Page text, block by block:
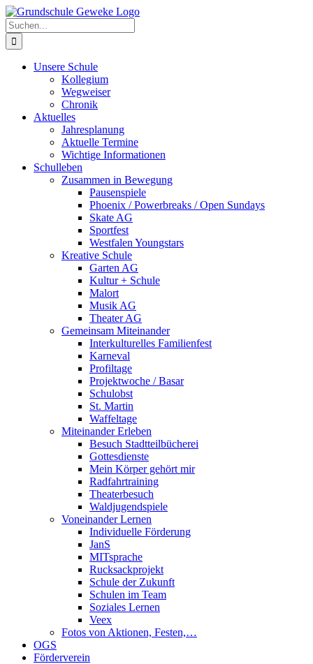
Zum
Inhalt
springen
Suche
nach:
Unsere Schule
Kollegium
Wegweiser
Chronik
Aktuelles
Jahresplanung
Aktuelle Termine
Wichtige Informationen
Schulleben
Zusammen in Bewegung
Pausenspiele
Phoenix / Powerbreaks / Open Sundays
Skate AG
Sportfest
Westfalen Youngstars
Kreative Schule
Garten AG
Kultur + Schule
Malort
Musik AG
Theater AG
Gemeinsam Miteinander
Interkulturelles Familienfest
Karneval
Profiltage
Projektwoche / Basar
Schulobst
St. Martin
Waffeltage
Miteinander Erleben
Besuch Stadtteilbücherei
Gottesdienste
Mein Körper gehört mir
Radfahrtraining
Theaterbesuch
Waldjugendspiele
Voneinander Lernen
Individuelle Förderung
JanS
MITsprache
Rucksackprojekt
Schule der Zukunft
Schulen im Team
Soziales Lernen
Veex
Fotos von Aktionen, Festen,…
OGS
Förderverein